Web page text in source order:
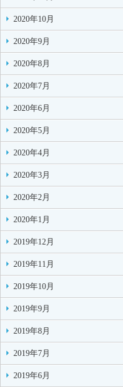
2020年10月
2020年9月
2020年8月
2020年7月
2020年6月
2020年5月
2020年4月
2020年3月
2020年2月
2020年1月
2019年12月
2019年11月
2019年10月
2019年9月
2019年8月
2019年7月
2019年6月